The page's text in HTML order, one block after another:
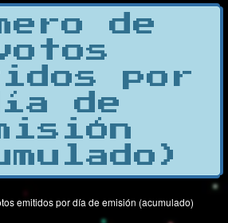
de
por
de